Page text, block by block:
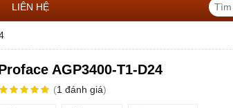
LIÊN HỆ
AGP3400-T1-D24
(1 đánh giá)